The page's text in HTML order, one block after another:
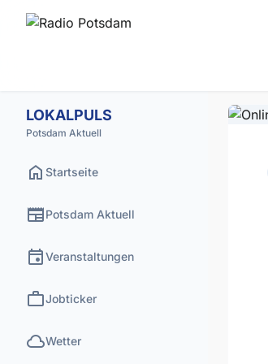
LOKALPULS
Potsdam Aktuell
home Startseite
newspaperPotsdam Aktuell
eventVeranstaltungen
workJobticker
cloudWetter